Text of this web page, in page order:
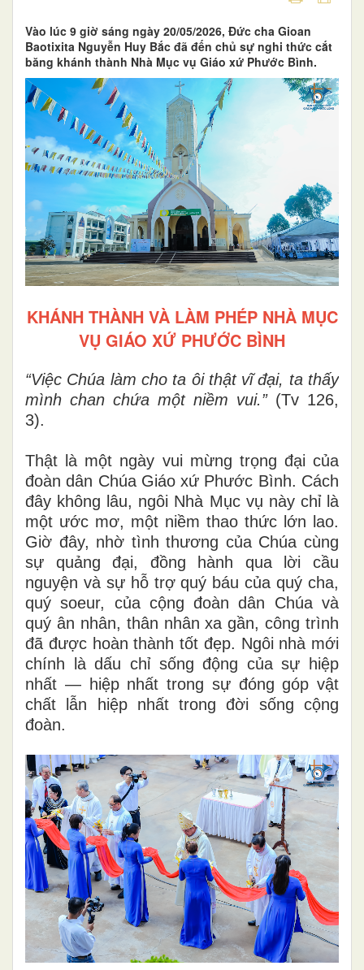
Vào lúc 9 giờ sáng ngày 20/05/2026, Đức cha Gioan
Baotixita Nguyễn Huy Bắc đã đến chủ sự nghi thức cắt
băng khánh thành Nhà Mục vụ Giáo xứ Phước Bình.
KHÁNH THÀNH VÀ LÀM PHÉP NHÀ MỤC
VỤ GIÁO XỨ PHƯỚC BÌNH
“Việc Chúa làm cho ta ôi thật vĩ đại, ta thấy
mình chan chứa một niềm vui.” (Tv 126,
3).
Thật là một ngày vui mừng trọng đại của
đoàn dân Chúa Giáo xứ Phước Bình. Cách
đây không lâu, ngôi Nhà Mục vụ này chỉ là
một ước mơ, một niềm thao thức lớn lao.
Giờ đây, nhờ tình thương của Chúa cùng
sự quảng đại, đồng hành qua lời cầu
nguyện và sự hỗ trợ quý báu của quý cha,
quý soeur, của cộng đoàn dân Chúa và
quý ân nhân, thân nhân xa gần, công trình
đã được hoàn thành tốt đẹp. Ngôi nhà mới
chính là dấu chỉ sống động của sự hiệp
nhất — hiệp nhất trong sự đóng góp vật
chất lẫn hiệp nhất trong đời sống cộng
đoàn.